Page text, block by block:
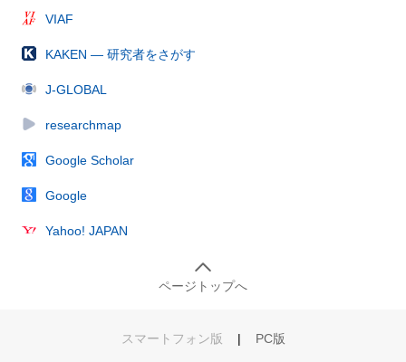
VIAF
KAKEN — 研究者をさがす
J-GLOBAL
researchmap
Google Scholar
Google
Yahoo! JAPAN
ページトップへ
スマートフォン版 | PC版